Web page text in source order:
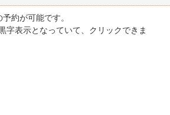
約が可能です。
字表示となっていて、クリックできま